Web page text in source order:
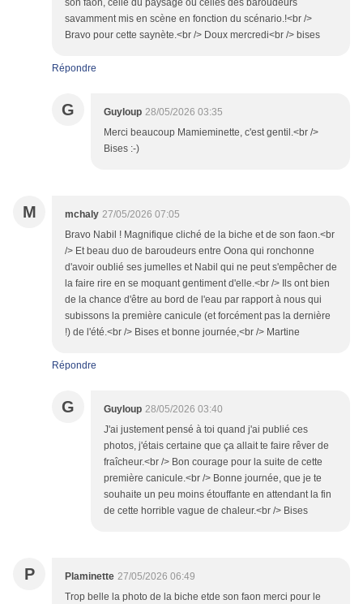
son faon, celle du paysage ou celles des baroudeurs
savamment mis en scène en fonction du scénario.!<br />
Bravo pour cette saynète.<br /> Doux mercredi<br /> bises
Répondre
G Guyloup 28/05/2026 03:35
Merci beaucoup Mamieminette, c'est gentil.<br />
Bises :-)
M mchaly 27/05/2026 07:05
Bravo Nabil ! Magnifique cliché de la biche et de son faon.<br
/> Et beau duo de baroudeurs entre Oona qui ronchonne
d'avoir oublié ses jumelles et Nabil qui ne peut s'empêcher de
la faire rire en se moquant gentiment d'elle.<br /> Ils ont bien
de la chance d'être au bord de l'eau par rapport à nous qui
subissons la première canicule (et forcément pas la dernière
!) de l'été.<br /> Bises et bonne journée,<br /> Martine
Répondre
G Guyloup 28/05/2026 03:40
J'ai justement pensé à toi quand j'ai publié ces
photos, j'étais certaine que ça allait te faire rêver de
fraîcheur.<br /> Bon courage pour la suite de cette
première canicule.<br /> Bonne journée, que je te
souhaite un peu moins étouffante en attendant la fin
de cette horrible vague de chaleur.<br /> Bises
P Plaminette 27/05/2026 06:49
Trop belle la photo de la biche etde son faon merci pour le